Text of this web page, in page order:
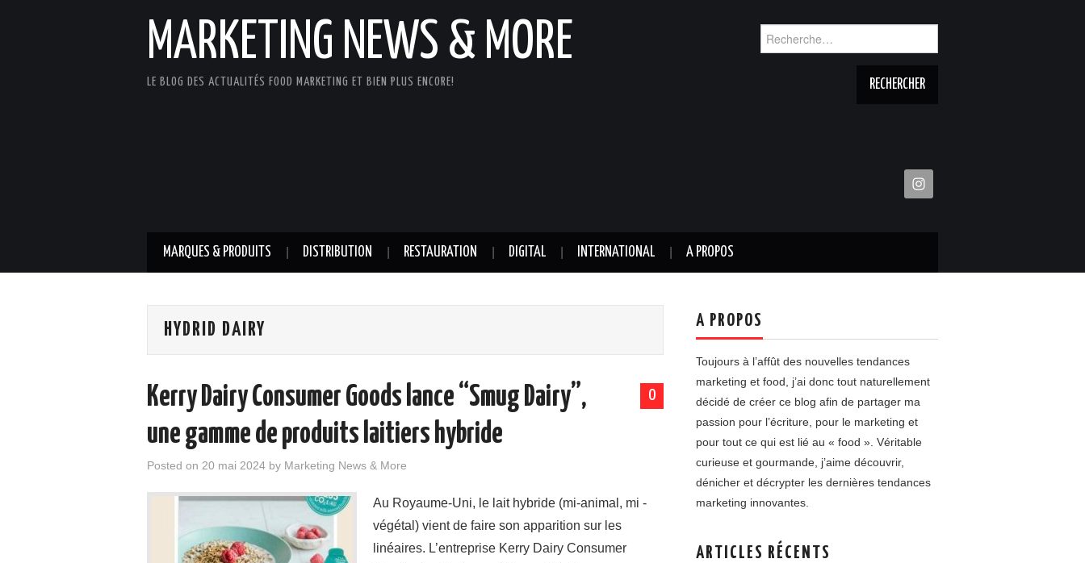
MARKETING NEWS & MORE
LE BLOG DES ACTUALITÉS FOOD MARKETING ET BIEN PLUS ENCORE!
MARQUES & PRODUITS DISTRIBUTION RESTAURATION DIGITAL INTERNATIONAL A PROPOS
HYDRID DAIRY
0
Kerry Dairy Consumer Goods lance “Smug Dairy”,
une gamme de produits laitiers hybride
Posted on 20 mai 2024 by Marketing News & More
Au Royaume-Uni, le lait hybride (mi-animal, mi -
végétal) vient de faire son apparition sur les
linéaires. L’entreprise Kerry Dairy Consumer
A PROPOS
Toujours à l’affût des nouvelles tendances
marketing et food, j’ai donc tout naturellement
décidé de créer ce blog afin de partager ma
passion pour l’écriture, pour le marketing et
pour tout ce qui est lié au « food ». Véritable
curieuse et gourmande, j’aime découvrir,
dénicher et décrypter les dernières tendances
marketing innovantes.
ARTICLES RÉCENTS